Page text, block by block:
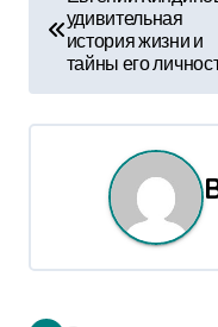
в
и
ц
удивительная
история жизни и
тайны его